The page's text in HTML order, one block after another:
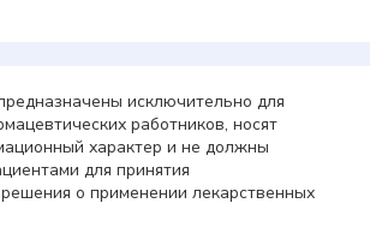
исключительно для
работников, носят
характер и не должны
для принятия
о применении лекарственных